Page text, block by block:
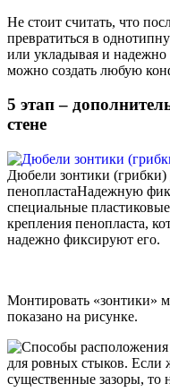
Не стоит считать, что
превратиться в
или укладывая и надежно
можно создать любую
5 этап –
стене
Дюбели зонтики (грибки)
пенопластаНадежную
специальные
крепления пенопласта,
надежно фиксируют его.
Монтировать «зонтики»
показано на рисунке.
для ровных стыков.
существенные зазоры, то